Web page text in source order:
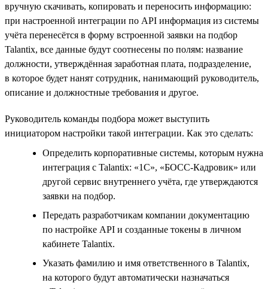
вручную скачивать, копировать и переносить информацию:
при настроенной интеграции по API информация из системы
учёта перенесётся в форму встроенной заявки на подбор
Talantix, все данные будут соотнесены по полям: название
должности, утверждённая заработная плата, подразделение,
в которое будет нанят сотрудник, нанимающий руководитель,
описание и должностные требования и другое.
Руководитель команды подбора может выступить
инициатором настройки такой интеграции. Как это сделать:
Определить корпоративные системы, которым нужна
интеграция с Talantix: «1С», «БОСС-Кадровик» или
другой сервис внутреннего учёта, где утверждаются
заявки на подбор.
Передать разработчикам компании документацию
по настройке API и созданные токены в личном
кабинете Talantix.
Указать фамилию и имя ответственного в Talantix,
на которого будут автоматически назначаться